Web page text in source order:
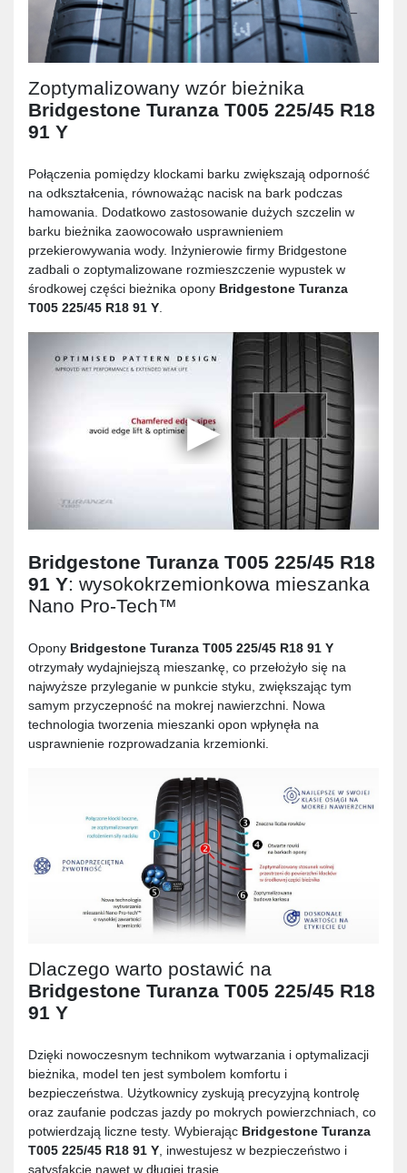
Zoptymalizowany wzór bieżnika
Bridgestone Turanza T005 225/45 R18
91 Y
Połączenia pomiędzy klockami barku zwiększają odporność
na odkształcenia, równoważąc nacisk na bark podczas
hamowania. Dodatkowo zastosowanie dużych szczelin w
barku bieżnika zaowocowało usprawnieniem
przekierowywania wody. Inżynierowie firmy Bridgestone
zadbali o zoptymalizowane rozmieszczenie wypustek w
środkowej części bieżnika opony Bridgestone Turanza
T005 225/45 R18 91 Y
Bridgestone Turanza T005 225/45 R18
91 Y: wysokokrzemionkowa mieszanka
Nano Pro-Tech™
Opony Bridgestone Turanza T005 225/45 R18 91 Y
otrzymały wydajniejszą mieszankę, co przełożyło się na
najwyższe przyleganie w punkcie styku, zwiększając tym
samym przyczepność na mokrej nawierzchni. Nowa
technologia tworzenia mieszanki opon wpłynęła na
usprawnienie rozprowadzania krzemionki.
Dlaczego warto postawić na
Bridgestone Turanza T005 225/45 R18
91 Y
Dzięki nowoczesnym technikom wytwarzania i optymalizacji
bieżnika, model ten jest symbolem komfortu i
bezpieczeństwa. Użytkownicy zyskują precyzyjną kontrolę
oraz zaufanie podczas jazdy po mokrych powierzchniach, co
potwierdzają liczne testy. Wybierając Bridgestone Turanza
T005 225/45 R18 91 Y, inwestujesz w bezpieczeństwo i
satysfakcję nawet w długiej trasie.